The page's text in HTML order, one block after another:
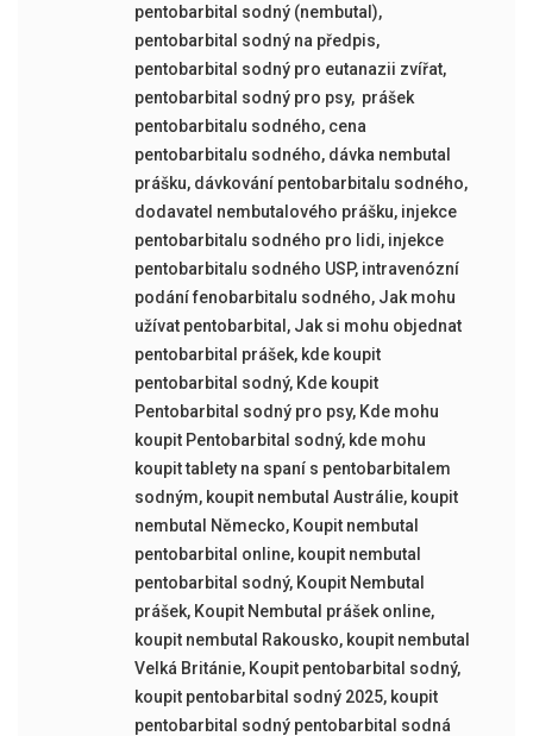
pentobarbital sodný (nembutal),
pentobarbital sodný na předpis,
pentobarbital sodný pro eutanazii zvířat,
pentobarbital sodný pro psy, ​​ prášek
pentobarbitalu sodného, cena
pentobarbitalu sodného, dávka nembutal
prášku, dávkování pentobarbitalu sodného,
dodavatel nembutalového prášku, injekce
pentobarbitalu sodného pro lidi, injekce
pentobarbitalu sodného USP, intravenózní
podání fenobarbitalu sodného, Jak mohu
užívat pentobarbital , Jak si mohu objednat
pentobarbital prášek, kde koupit
pentobarbital sodný, Kde koupit
Pentobarbital sodný pro psy, Kde mohu
koupit Pentobarbital sodný, kde mohu
koupit tablety na spaní s pentobarbitalem
sodným, koupit nembutal Austrálie, koupit
nembutal Německo, Koupit nembutal
pentobarbital online, koupit nembutal
pentobarbital sodný, Koupit Nembutal
prášek, Koupit Nembutal prášek online,
koupit nembutal Rakousko, koupit nembutal
Velká Británie, Koupit pentobarbital sodný,
koupit pentobarbital sodný 2025, koupit
pentobarbital sodný pentobarbital sodná